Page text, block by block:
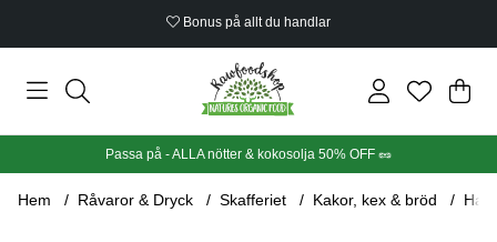
Bonus på allt du handlar
Din
.
Passa på - ALLA nötter & kokosolja 50% OFF 🥜
Hem Råvaror & Dryck Skafferiet Kakor, kex & bröd